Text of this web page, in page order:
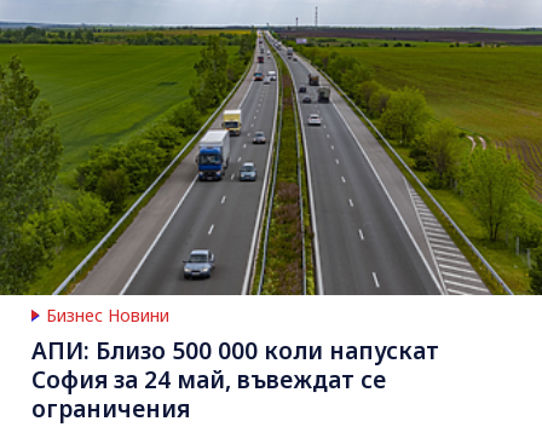
Бизнес Новини
АПИ: Близо 500 000 коли напускат
София за 24 май, въвеждат се
ограничения